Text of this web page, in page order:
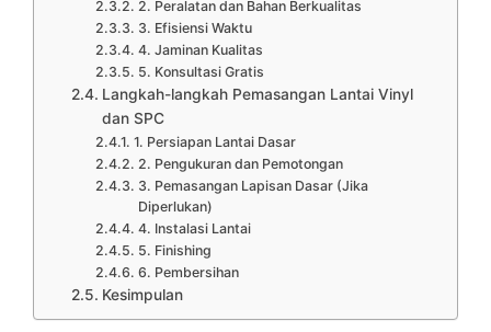
2. Peralatan dan Bahan Berkualitas
3. Efisiensi Waktu
4. Jaminan Kualitas
5. Konsultasi Gratis
Langkah-langkah Pemasangan Lantai Vinyl
dan SPC
1. Persiapan Lantai Dasar
2. Pengukuran dan Pemotongan
3. Pemasangan Lapisan Dasar (Jika
Diperlukan)
4. Instalasi Lantai
5. Finishing
6. Pembersihan
Kesimpulan